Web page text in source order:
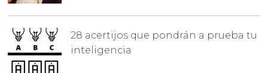
28 acertijos que pondrán a prueba tu
inteligencia